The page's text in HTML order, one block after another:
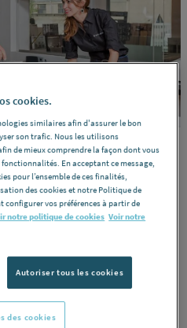
projets
un large public composé
aussi de professionnels.
leur projet de salles de
de carrelages et produits
les accompagne à chaque
choix des produits et mise
cookies.
similaires afin d'assurer le bon
son trafic. Nous les utilisons
de mieux comprendre la façon dont vous
En acceptant ce message,
pour l’ensemble de ces finalités,
des cookies et notre Politique de
vos préférences à partir de
notre politique de cookies Voir notre
Autoriser tous les cookies
des cookies